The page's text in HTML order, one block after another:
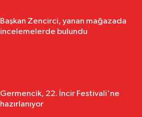
Başkan Zencirci, yanan mağazada
incelemelerde bulundu
Germencik, 22. İncir Festivali'ne
hazırlanıyor